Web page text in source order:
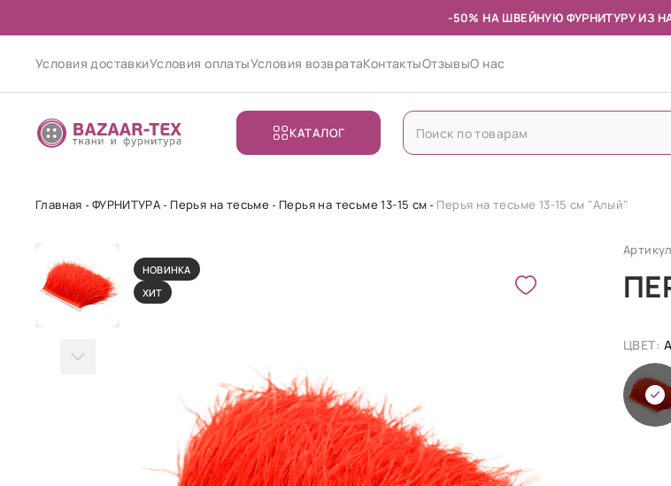
-50% НА ШВЕЙНУЮ ФУРНИТУРУ ИЗ
Условия доставкиУсловия оплатыУсловия возвратаКонтактыОтзывыО нас
КАТАЛОГ
Главная ФУРНИТУРА Перья на тесьме Перья на тесьме 13-15 см Перья на тесьме 13-15 см "Алый"
НОВИНКА
ХИТ
ЦВЕТ: